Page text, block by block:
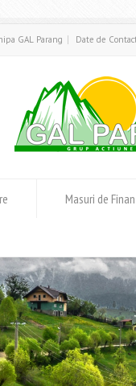
GAL Parang Date de
Masuri de